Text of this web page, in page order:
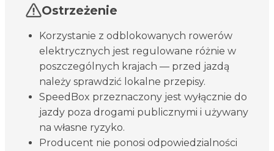
Ostrzeżenie
Korzystanie z odblokowanych rowerów
elektrycznych jest regulowane różnie w
poszczególnych krajach — przed jazdą
należy sprawdzić lokalne przepisy.
SpeedBox przeznaczony jest wyłącznie do
jazdy poza drogami publicznymi i używany
na własne ryzyko.
Producent nie ponosi odpowiedzialności